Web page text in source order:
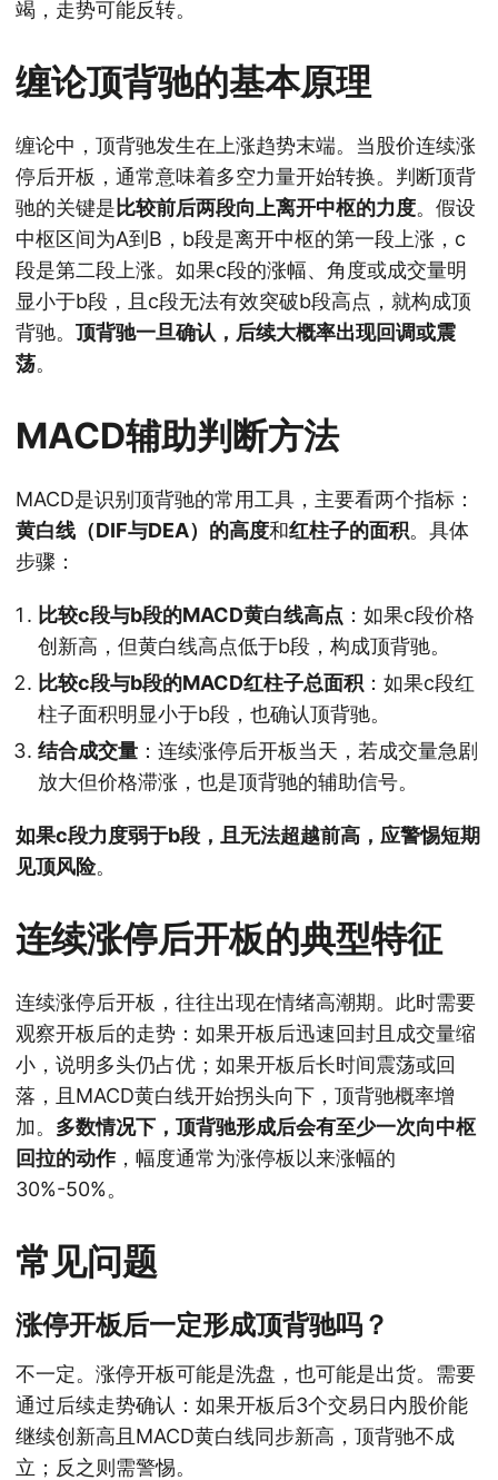
竭，走势可能反转。
缠论顶背驰的基本原理
缠论中，顶背驰发生在上涨趋势末端。当股价连续涨
停后开板，通常意味着多空力量开始转换。判断顶背
驰的关键是比较前后两段向上离开中枢的力度。假设
中枢区间为A到B，b段是离开中枢的第一段上涨，c
段是第二段上涨。如果c段的涨幅、角度或成交量明
显小于b段，且c段无法有效突破b段高点，就构成顶
背驰。 顶背驰一旦确认，后续大概率出现回调或震
荡。
MACD辅助判断方法
MACD是识别顶背驰的常用工具，主要看两个指标：
黄白线（DIF与DEA）的高度和红柱子的面积。具体
步骤：
比较c段与b段的MACD黄白线高点 ：如果c段价格
创新高，但黄白线高点低于b段，构成顶背驰。
比较c段与b段的MACD红柱子总面积 ：如果c段红
柱子面积明显小于b段，也确认顶背驰。
结合成交量 ：连续涨停后开板当天，若成交量急剧
放大但价格滞涨，也是顶背驰的辅助信号。
如果c段力度弱于b段，且无法超越前高，应警惕短期
见顶风险。
连续涨停后开板的典型特征
连续涨停后开板，往往出现在情绪高潮期。此时需要
观察开板后的走势：如果开板后迅速回封且成交量缩
小，说明多头仍占优；如果开板后长时间震荡或回
落，且MACD黄白线开始拐头向下，顶背驰概率增
加。 多数情况下，顶背驰形成后会有至少一次向中枢
回拉的动作，幅度通常为涨停板以来涨幅的
30%-50%。
常见问题
涨停开板后一定形成顶背驰吗？
不一定。涨停开板可能是洗盘，也可能是出货。需要
通过后续走势确认：如果开板后3个交易日内股价能
继续创新高且MACD黄白线同步新高，顶背驰不成
立；反之则需警惕。